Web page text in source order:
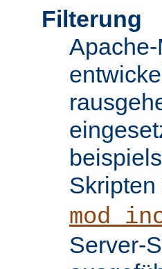
Filterung
Skripten
Server-